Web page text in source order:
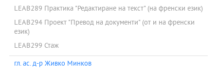
LEAB289 Практика "Редактиране на текст" (на френски език)
LEAB294 Проект "Превод на документи" (от и на френски
език)
LEAB299 Стаж
гл. ас. д-р Живко Минков